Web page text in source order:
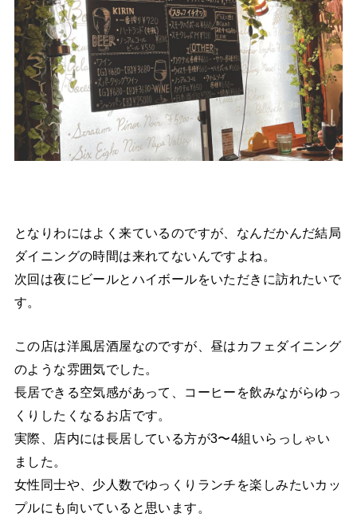
となりわにはよく来ているのですが、なんだかんだ結局
ダイニングの時間は来れてないんですよね。
次回は夜にビールとハイボールをいただきに訪れたいで
す。
この店は洋風居酒屋なのですが、昼はカフェダイニング
のような雰囲気でした。
長居できる空気感があって、コーヒーを飲みながらゆっ
くりしたくなるお店です。
実際、店内には長居している方が3〜4組いらっしゃい
ました。
女性同士や、少人数でゆっくりランチを楽しみたいカッ
プルにも向いていると思います。